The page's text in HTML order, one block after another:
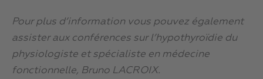
Pour plus d’information vous pouvez également
assister aux conférences sur l’hypothyroïdie du
physiologiste et spécialiste en médecine
fonctionnelle, Bruno LACROIX.